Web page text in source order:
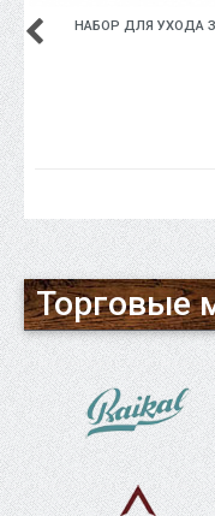
НАБОР ДЛЯ УХОДА
Торговые